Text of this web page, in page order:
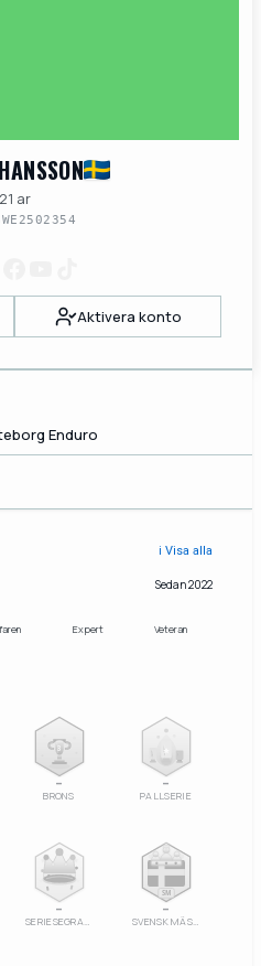
21 ar
Aktivera konto
Enduro
ℹ️ Visa alla
Sedan 2022
Expert Veteran
3
–
BRONS
–
PALLSERIE
–
SERIESEGRARE
SM
–
SVENSK MÄSTARE